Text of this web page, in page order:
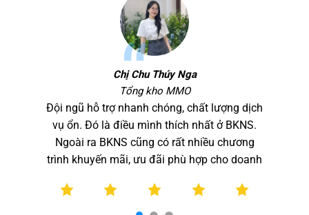
ChịChu Thúy Nga
Tổng kho MMO
Đội ngũ hỗ trợ nhanh chóng, chất lượng dịch
vụ ổn. Đó là điều mình thích nhất ở BKNS.
Ngoài ra BKNS cũng có rất nhiều chương
trình khuyến mãi, ưu đãi phù hợp cho doanh